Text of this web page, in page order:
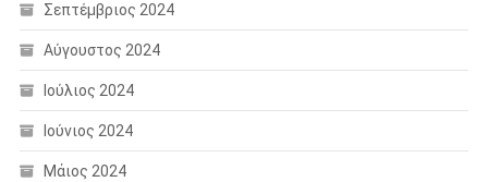
Σεπτέμβριος 2024
Αύγουστος 2024
Ιούλιος 2024
Ιούνιος 2024
Μάιος 2024